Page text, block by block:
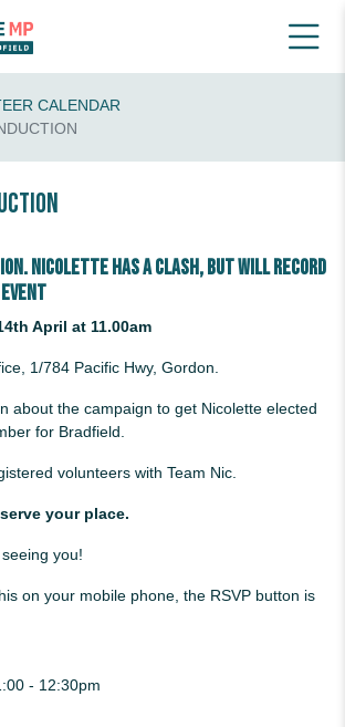
CALENDAR
Nicolette has a clash, but will record
April at 11.00am
1/784 Pacific Hwy, Gordon.
about the campaign to get Nicolette elected
for Bradfield.
volunteers with Team Nic.
your place.
you!
on your mobile phone, the RSVP button is
- 12:30pm